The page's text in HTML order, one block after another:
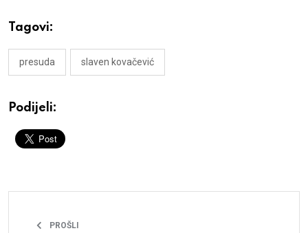
Tagovi:
presuda slaven kovačević
Podijeli:
PROŠLI